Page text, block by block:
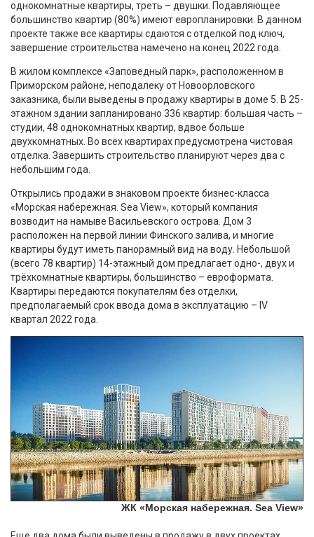
однокомнатные квартиры, треть – двушки. Подавляющее
большинство квартир (80%) имеют европланировки. В данном
проекте также все квартиры сдаются с отделкой под ключ,
завершение строительства намечено на конец 2022 года.
В жилом комплексе «Заповедный парк», расположенном в
Приморском районе, неподалеку от Новоорловского
заказника, были выведены в продажу квартиры в доме 5. В 25-
этажном здании запланировано 336 квартир: большая часть –
студии, 48 однокомнатных квартир, вдвое больше
двухкомнатных. Во всех квартирах предусмотрена чистовая
отделка. Завершить строительство планируют через два с
небольшим года.
Открылись продажи в знаковом проекте бизнес-класса
«Морская набережная. Sea View», который компания
возводит на намыве Васильевского острова. Дом 3
расположен на первой линии Финского залива, и многие
квартиры будут иметь панорамный вид на воду. Небольшой
(всего 78 квартир) 14-этажный дом предлагает одно-, двух и
трёхкомнатные квартиры, большинство – евроформата.
Квартиры передаются покупателям без отделки,
предполагаемый срок ввода дома в эксплуатацию – IV
квартал 2022 года.
ЖК «Морская набережная. Sea View»